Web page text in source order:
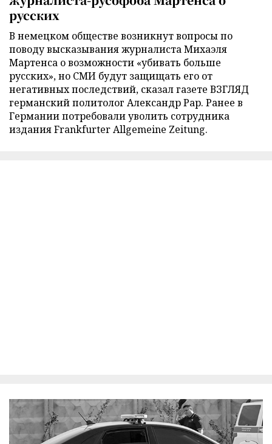
русских
В немецком обществе возникнут вопросы по
поводу высказывания журналиста Михаэля
Мартенса о возможности «убивать больше
русских», но СМИ будут защищать его от
негативных последствий, сказал газете ВЗГЛЯД
германский политолог Александр Рар. Ранее в
Германии потребовали уволить сотрудника
издания Frankfurter Allgemeine Zeitung.